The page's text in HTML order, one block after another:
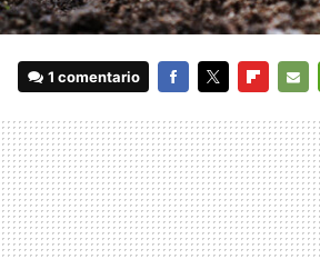
1 comentario
MAIL